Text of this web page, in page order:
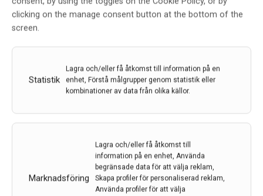
clicking on the manage consent button at the bottom of the
screen.
Statistik
Lagra och/eller få åtkomst till information på en
enhet, Förstå målgrupper genom statistik eller
kombinationer av data från olika källor.
Marknadsföring
Lagra och/eller få åtkomst till
information på en enhet, Använda
begränsade data för att välja reklam,
Skapa profiler för personaliserad reklam,
Använda profiler för att välja
Utjämning av sociala ojämlikheter kan rädda liv
Personer med låg utbildning och låg inkomst kan löpa